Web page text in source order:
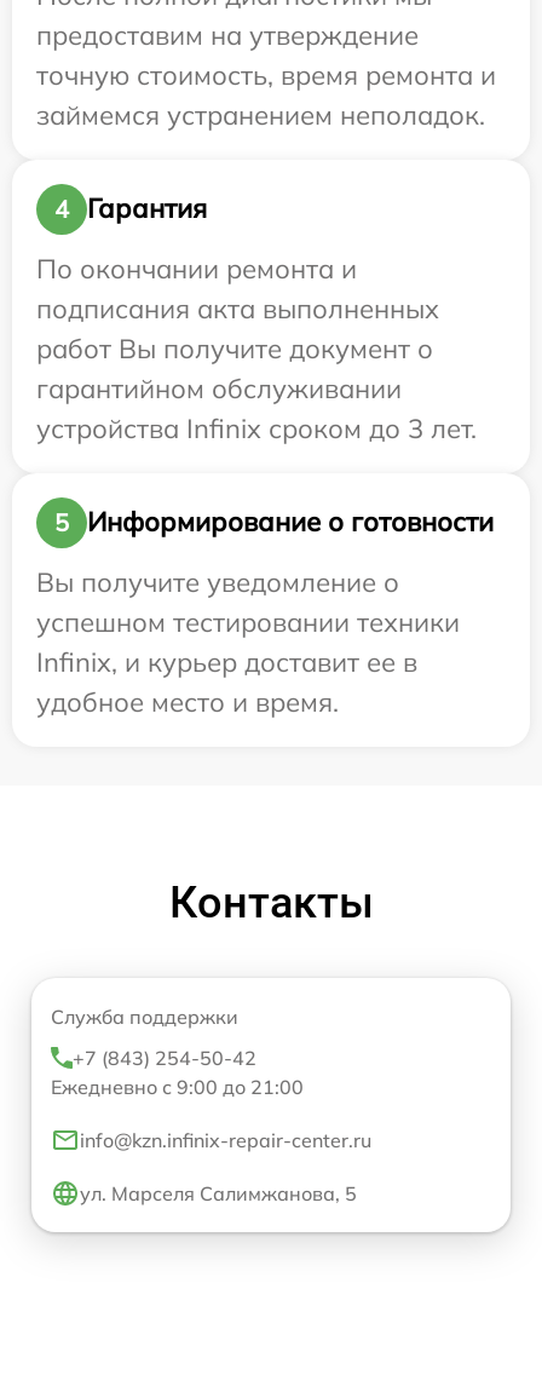
предоставим на утверждение
точную стоимость, время ремонта и
займемся устранением неполадок.
4
Гарантия
По окончании ремонта и
подписания акта выполненных
работ Вы получите документ о
гарантийном обслуживании
устройства Infinix сроком до 3 лет.
5
Информирование о готовности
Вы получите уведомление о
успешном тестировании техники
Infinix, и курьер доставит ее в
удобное место и время.
Контакты
Служба поддержки
+7 (843) 254-50-42
Ежедневно с 9:00 до 21:00
info@kzn.infinix-repair-center.ru
ул. Марселя Салимжанова, 5